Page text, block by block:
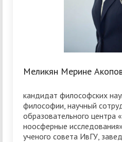
Меликян Мерине
кандидат философских
философии, научный
образовательного центра
ноосферные
ученого совета ИвГУ,